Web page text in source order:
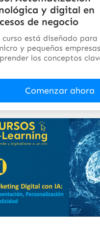
y digital en
de negocio
curso está diseñado
y pequeñas
los conceptos
Comenzar ahora